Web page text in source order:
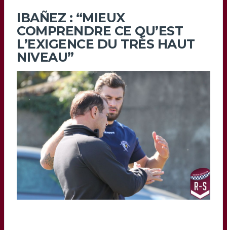
IBAÑEZ : “MIEUX
COMPRENDRE CE QU’EST
L’EXIGENCE DU TRÈS HAUT
NIVEAU”